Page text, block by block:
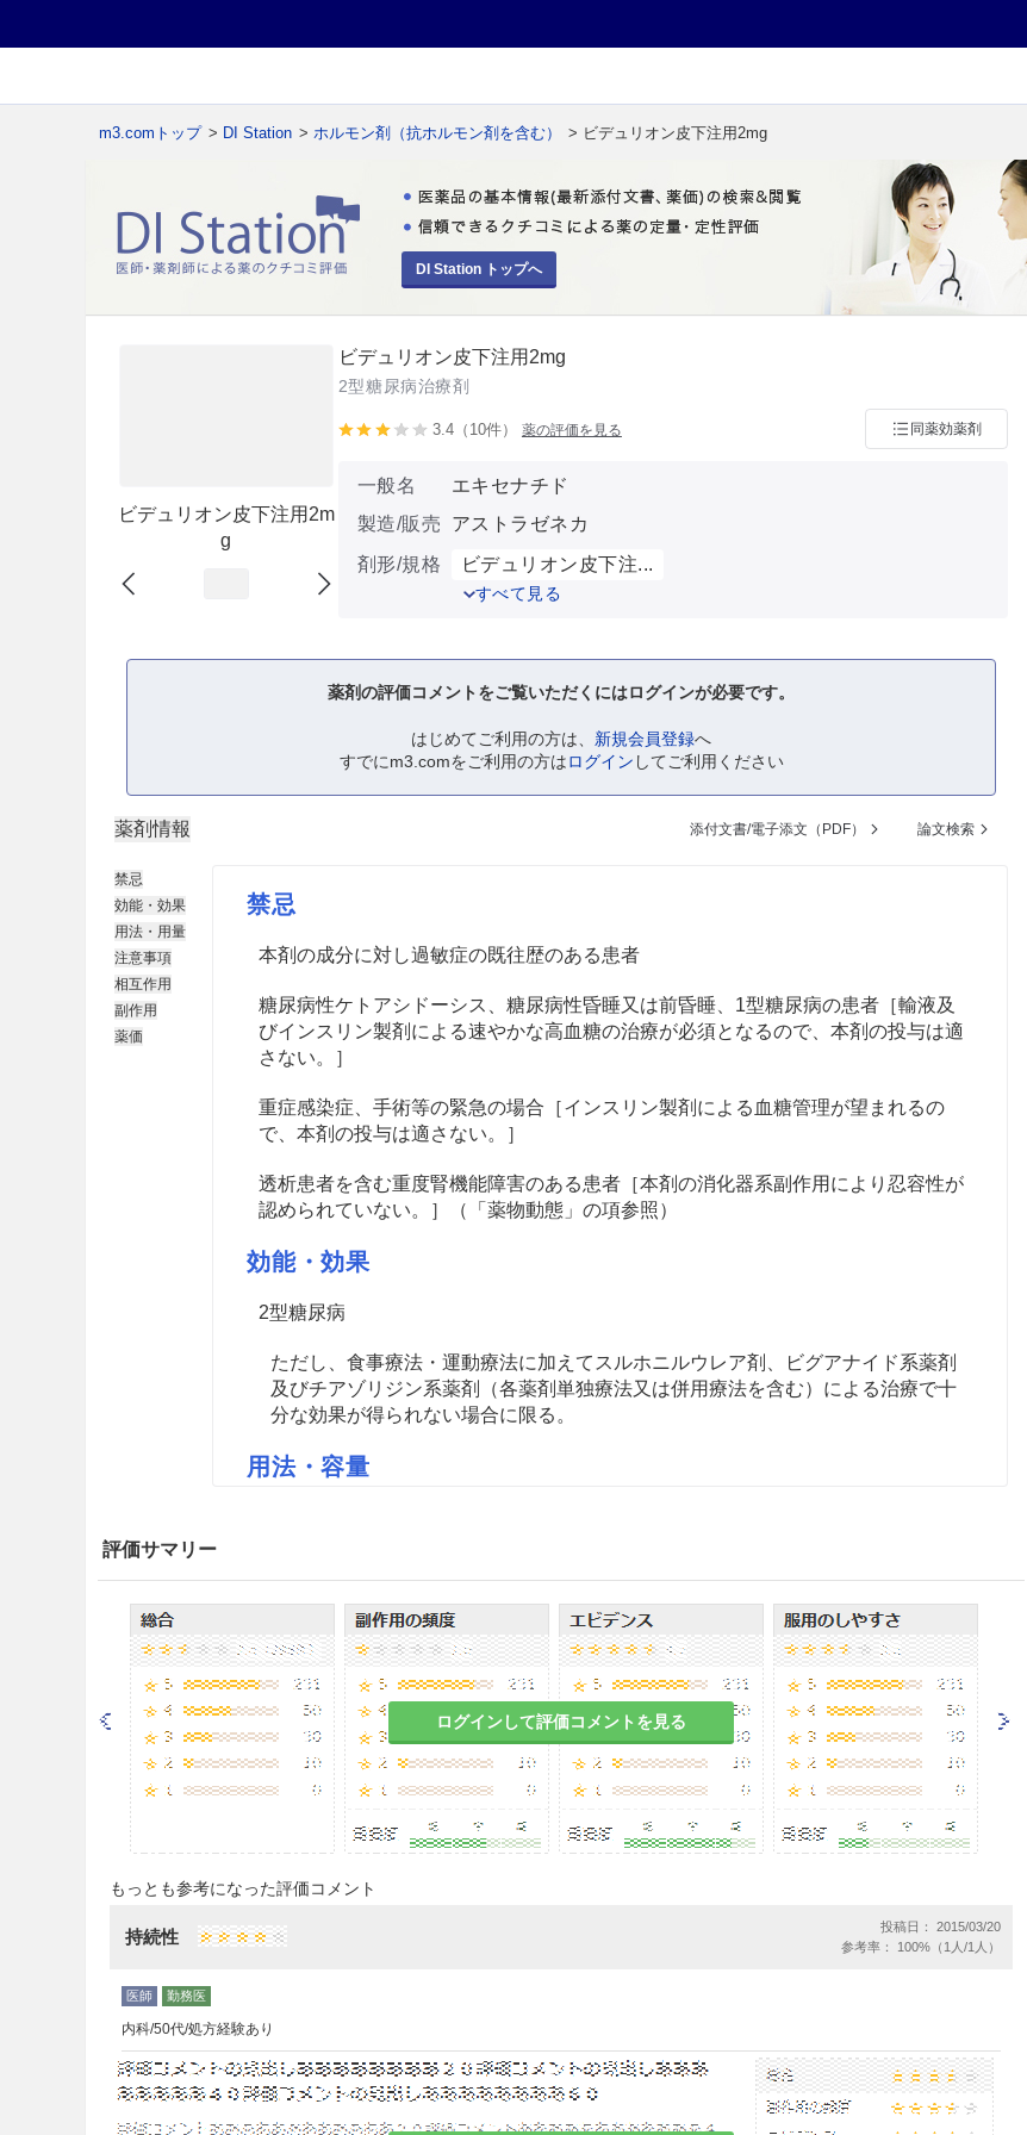
m3.comトップ > DI Station > ホルモン剤（抗ホルモン剤を含む） > ビデュリオン皮下注用2mg
DI Station トップへ
ビデュリオン皮下注用2m
g
ビデュリオン皮下注用2mg
2型糖尿病治療剤
3.4（10件） 薬の評価を見る 同薬効薬剤
一般名
エキセナチド
製造/販売
アストラゼネカ
剤形/規格
ビデュリオン皮下注...
すべて見る
薬剤の評価コメントをご覧いただくにはログインが必要です。
はじめてご利用の方は、 新規会員登録へ
すでにm3.comをご利用の方はログイン してご利用ください
薬剤情報 添付文書/電子添文（PDF） 論文検索
禁忌
効能・効果
用法・用量
注意事項
相互作用
副作用
薬価
禁忌
本剤の成分に対し過敏症の既往歴のある患者
糖尿病性ケトアシドーシス、糖尿病性昏睡又は前昏睡、1型糖尿病の患者［輸液及
びインスリン製剤による速やかな高血糖の治療が必須となるので、本剤の投与は適
さない。］
重症感染症、手術等の緊急の場合［インスリン製剤による血糖管理が望まれるの
で、本剤の投与は適さない。］
透析患者を含む重度腎機能障害のある患者［本剤の消化器系副作用により忍容性が
認められていない。］（「薬物動態」の項参照）
効能・効果
2型糖尿病
ただし、食事療法・運動療法に加えてスルホニルウレア剤、ビグアナイド系薬剤
及びチアゾリジン系薬剤（各薬剤単独療法又は併用療法を含む）による治療で十
分な効果が得られない場合に限る。
用法・容量
重要な基本的注意
糖尿病の診断が確立した患者に対してのみ適用を考慮すること。糖尿病以外にも耐
糖能異常・尿糖陽性等、糖尿病類似の症状を有する疾患（腎性糖尿、甲状腺機能異
常等）があることに留意すること。
本剤の適用は、あらかじめ糖尿病治療の基本である食事療法、運動療法を十分に行
ったうえで、スルホニルウレア剤、ビグアナイド系薬剤、チアゾリジン系薬剤の各
薬剤の単独療法、又はスルホニルウレア剤とビグアナイド系薬剤、スルホニルウレ
ア剤とチアゾリジン系薬剤、ビグアナイド系薬剤とチアゾリジン系薬剤との併用療
関連する使用上の注意」の項参照）
本剤からバイエッタ皮下注に切り替える際には、本剤とバイエッタ皮下注では併用
本剤はインスリン製剤の代替薬ではない。本剤の投与に際しては、患者のインスリ
ン依存状態を確認し、投与の可否を判断すること。インスリン依存状態の患者で、
インスリン製剤からバイエッタ皮下注に切り替え、急激な高血糖及び糖尿病性ケト
アシドーシスが発現した症例が報告されている。
評価サマリー
ログインして評価コメントを見る
もっとも参考になった評価コメント
持続性
投稿日： 2015/03/20
参考率： 100%（1人/1人）
内科/50代/処方経験あり